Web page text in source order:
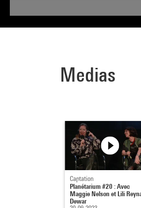
Medias
Captation
Planétarium #20 : Avec
Maggie Nelson et Lili
Dewar